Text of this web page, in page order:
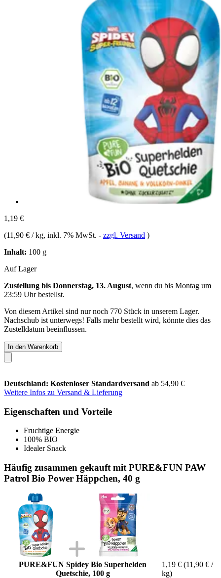
1,19 €
(11,90 € / kg, inkl. 7% MwSt. - zzgl. Versand )
Inhalt: 100 g
Auf Lager
Zustellung bis Donnerstag, 13. August, wenn du bis Montag um
23:59 Uhrbestellst.
Von diesem Artikel sind nur noch 770 Stück in unserem Lager.
Nachschub ist unterwegs! Falls mehr bestellt wird, könnte dies das
Zustelldatum beeinflussen.
In den Warenkorb
Deutschland: Kostenloser Standardversand ab 54,90 €
Weitere Infos zu Versand & Lieferung
Eigenschaften und Vorteile
Fruchtige Energie
100% BIO
Idealer Snack
Häufig zusammen gekauft mit PURE&FUN PAW
Patrol Bio Power Häppchen, 40 g
PURE&FUN Spidey Bio Superhelden
Quetschie, 100 g
1,19 € (11,90 € /
kg)